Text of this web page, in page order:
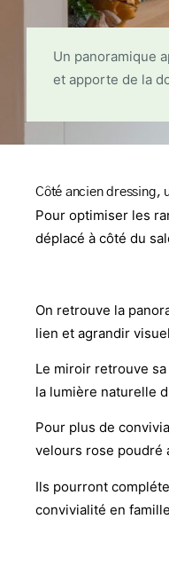
Un panoramique
et apporte de la
Côté ancien dressing,
Pour optimiser les
déplacé à côté du
On retrouve la
lien et agrandir
Le miroir retrouve
la lumière naturelle
Pour plus de
velours rose poudré
Ils pourront
convivialité en